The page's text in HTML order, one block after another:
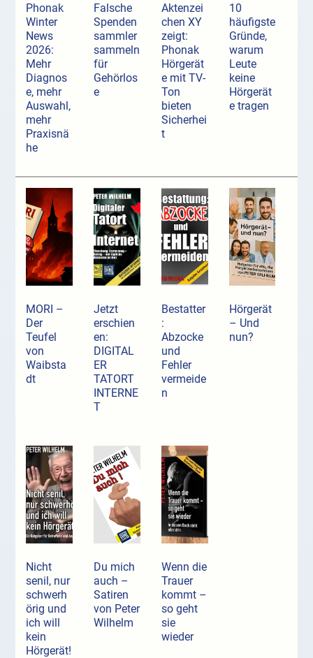
Phonak
Winter
News
2026:
Mehr
Diagnos
e, mehr
Auswahl,
mehr
Praxisnä
he
Falsche
Spenden
sammler
sammeln
für
Gehörlos
e
Aktenzei
chen XY
zeigt:
Phonak
Hörgerät
e mit TV-
Ton
bieten
Sicherhei
t
10
häufigste
Gründe,
warum
Leute
keine
Hörgerät
e tragen
MORI –
Der
Teufel
von
Waibsta
dt
Jetzt
erschien
en:
DIGITAL
ER
TATORT
INTERNE
T
Bestatter
:
Abzocke
und
Fehler
vermeide
n
Hörgerät
– Und
nun?
Nicht
senil, nur
schwerh
örig und
ich will
kein
Hörgerät!
Du mich
auch –
Satiren
von Peter
Wilhelm
Wenn die
Trauer
kommt –
so geht
sie
wieder